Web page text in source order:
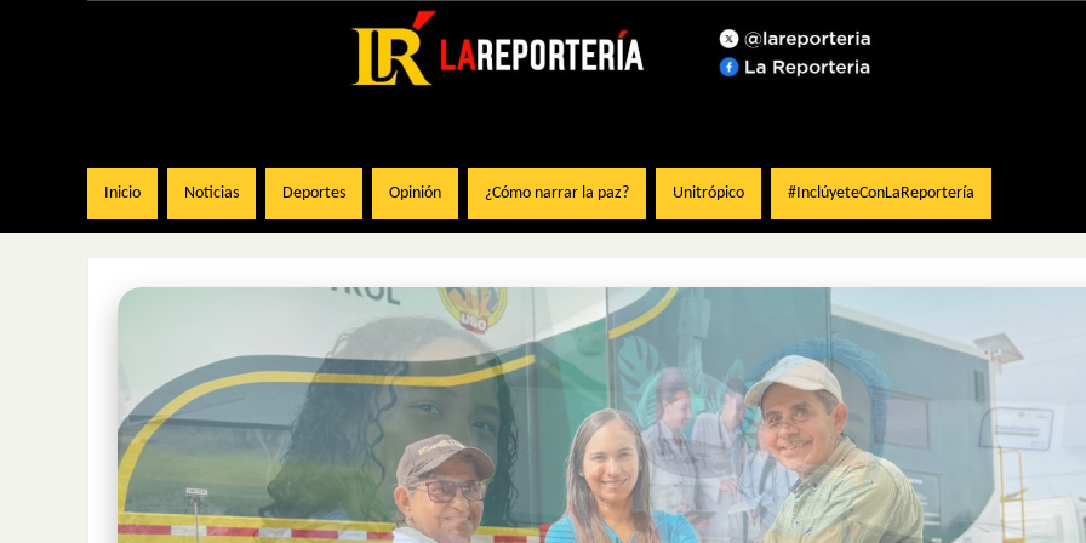
Inicio Noticias Deportes Opinión ¿Cómo narrar la paz? Unitrópico #InclúyeteConLaReportería